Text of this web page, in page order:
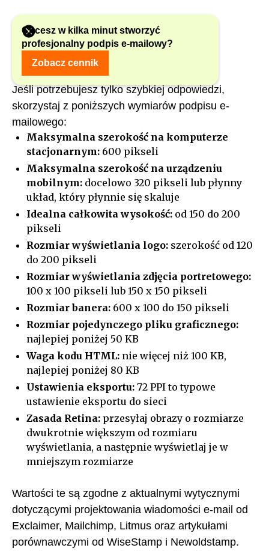
Chcesz w kilka minut stworzyć
profesjonalny podpis e-mailowy?
Zobacz cennik
Skrócona instrukcja
Jeśli potrzebujesz tylko szybkiej odpowiedzi,
skorzystaj z poniższych wymiarów podpisu e-
mailowego:
Maksymalna szerokość na komputerze
stacjonarnym: 600 pikseli
Maksymalna szerokość na urządzeniu
mobilnym: docelowo 320 pikseli lub płynny
układ, który płynnie się skaluje
Idealna całkowita wysokość: od 150 do 200
pikseli
Rozmiar wyświetlania logo: szerokość od 120
do 200 pikseli
Rozmiar wyświetlania zdjęcia portretowego:
100 x 100 pikseli lub 150 x 150 pikseli
Rozmiar banera: 600 x 100 do 150 pikseli
Rozmiar pojedynczego pliku graficznego:
najlepiej poniżej 50 KB
Waga kodu HTML: nie więcej niż 100 KB,
najlepiej poniżej 80 KB
Ustawienia eksportu: 72 PPI to typowe
ustawienie eksportu do sieci
Zasada Retina: przesyłaj obrazy o rozmiarze
dwukrotnie większym od rozmiaru
wyświetlania, a następnie wyświetlaj je w
mniejszym rozmiarze
Wartości te są zgodne z aktualnymi wytycznymi
dotyczącymi projektowania wiadomości e-mail od
Exclaimer, Mailchimp, Litmus oraz artykułami
porównawczymi od WiseStamp i Newoldstamp.